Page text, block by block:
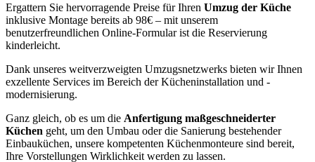
Ergattern Sie hervorragende Preise für Ihren Umzug der Küche
inklusive Montage bereits ab 98€ – mit unserem
benutzerfreundlichen Online-Formular ist die Reservierung
kinderleicht.
Dank unseres weitverzweigten Umzugsnetzwerks bieten wir Ihnen
exzellente Services im Bereich der Kücheninstallation und -
modernisierung.
Ganz gleich, ob es um die Anfertigung maßgeschneiderter
Küchen geht, um den Umbau oder die Sanierung bestehender
Einbauküchen, unsere kompetenten Küchenmonteure sind bereit,
Ihre Vorstellungen Wirklichkeit werden zu lassen.